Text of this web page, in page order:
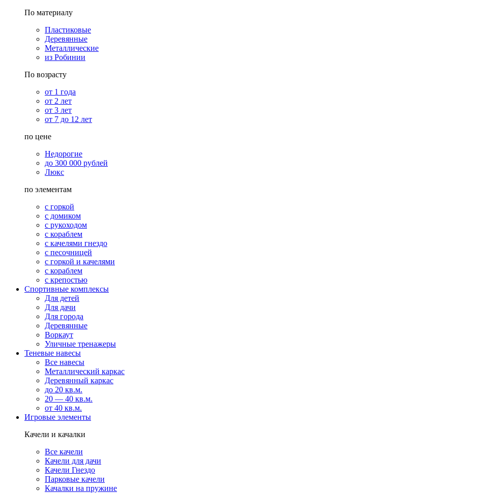
По материалу
Пластиковые
Деревянные
Металлические
из Робинии
По возрасту
от 1 года
от 2 лет
от 3 лет
от 7 до 12 лет
по цене
Недорогие
до 300 000 рублей
Люкс
по элементам
с горкой
с домиком
с рукоходом
с кораблем
с качелями гнездо
с песочницей
с горкой и качелями
с кораблем
с крепостью
Спортивные комплексы
Для детей
Для дачи
Для города
Деревянные
Воркаут
Уличные тренажеры
Теневые навесы
Все навесы
Металлический каркас
Деревянный каркас
до 20 кв.м.
20 — 40 кв.м.
от 40 кв.м.
Игровые элементы
Качели и качалки
Все качели
Качели для дачи
Качели Гнездо
Парковые качели
Качалки на пружине